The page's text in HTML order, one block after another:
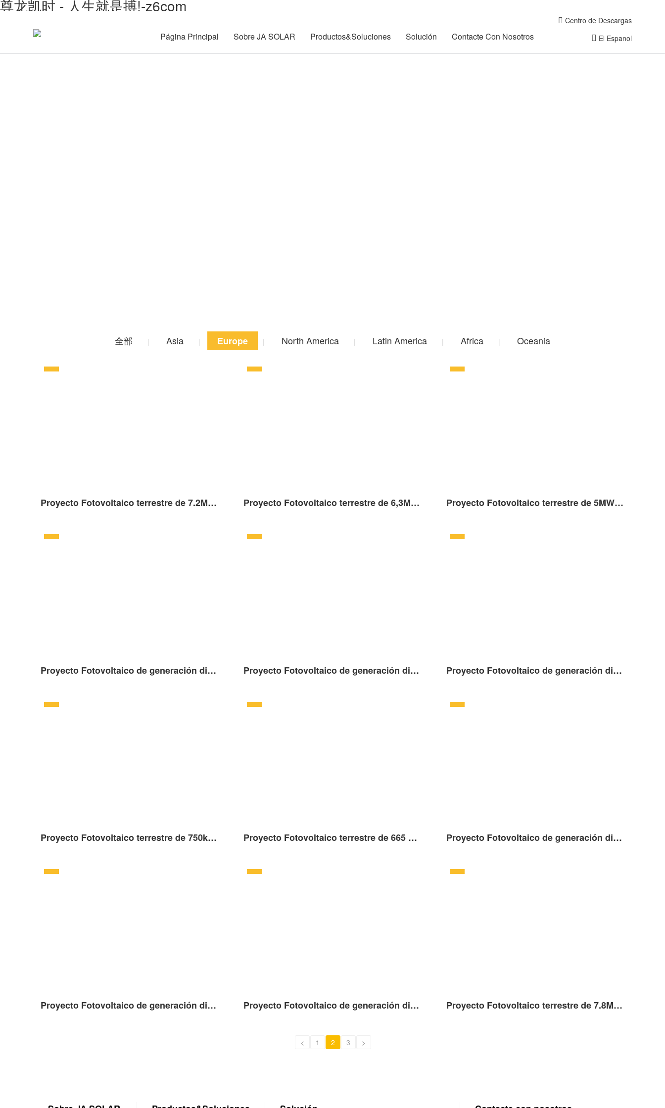
尊龙凯时 - 人生就是搏!-z6com
Centro de Descargas
Página Principal Sobre JA SOLAR Productos&Soluciones Solución Contacte Con Nosotros El Espanol
全部 | Asia | Europe | North America | Latin America | Africa | Oceania
Proyecto Fotovoltaico terrestre de 7.2MW en Westover, Reino Unido Proyecto Fotovoltaico terrestre de 6,3MW en Chalcroft, Reino Unido Proyecto Fotovoltaico terrestre de 5MW en Crewe Bentley, Reino Unido
Proyecto Fotovoltaico de generación distribuida sobre cubierta de 39kW en Plymouth, Reino Unido Proyecto Fotovoltaico de generación distribuida sobre cubierta de 4.83kW en Strazhsky, Eslovaquia Proyecto Fotovoltaico de generación distribuida sobre cubierta de 4.14kW en Strazhsky, Eslovaquia
Proyecto Fotovoltaico terrestre de 750kW en Alemania Proyecto Fotovoltaico terrestre de 665 kW en Saint Jean du Falga, Francia Proyecto Fotovoltaico de generación distribuida sobre cubierta de 163kW en Surzak, Francia
Proyecto Fotovoltaico de generación distribuida sobre cubierta de 520kW Franeker, Países Bajos Proyecto Fotovoltaico de generación distribuida sobre cubierta de 170kW en Parque Vacacional de Bloemketerp, Franeker, Países Bajos Proyecto Fotovoltaico terrestre de 7.8MW en Ternavasso , Italia
< 1 2 3 >